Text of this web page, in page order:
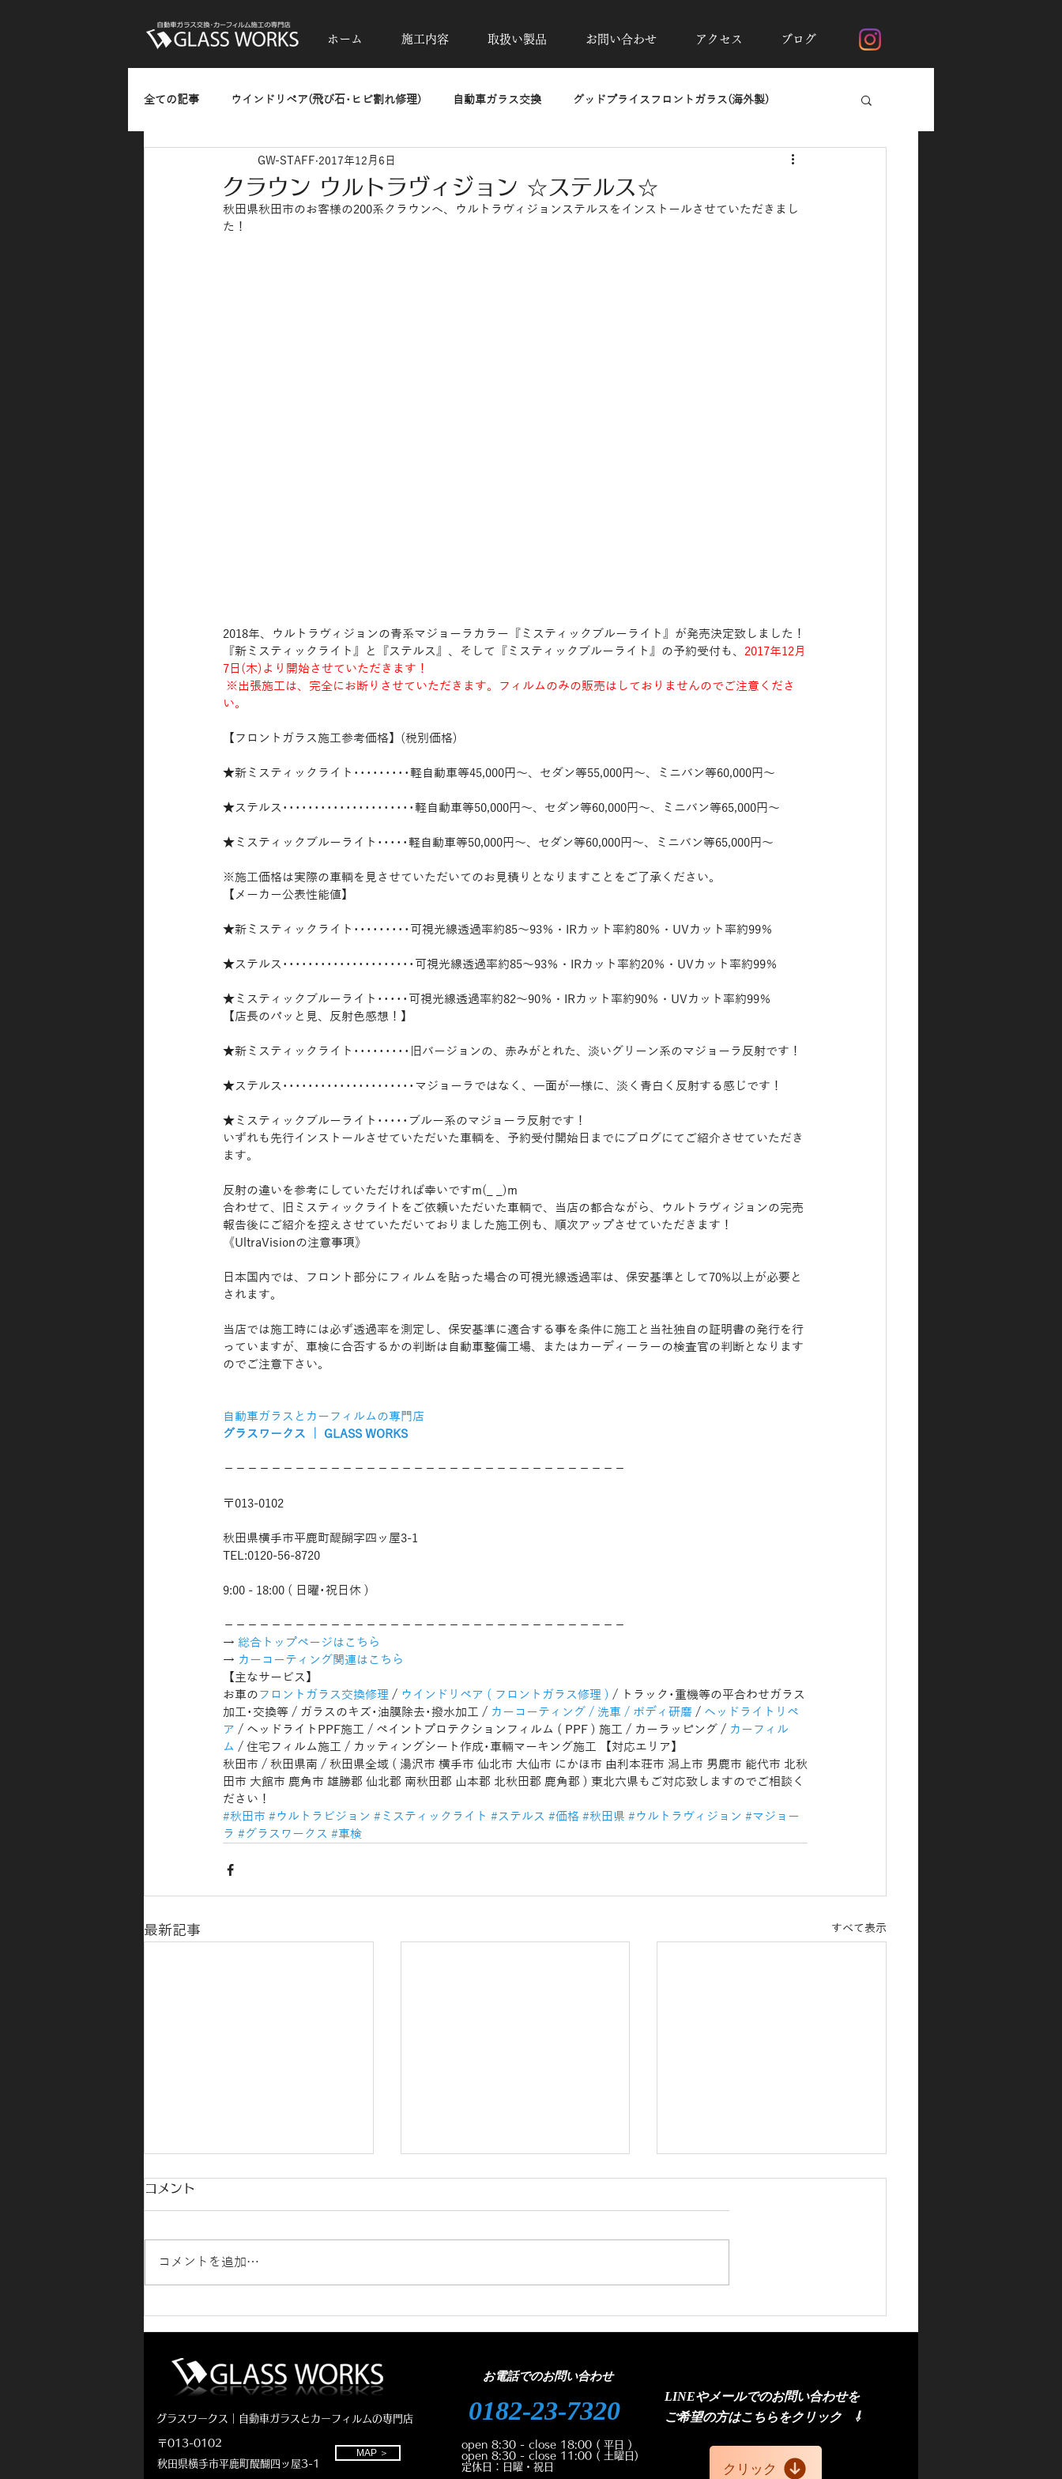
ホーム 施工内容 取扱い製品 お問い合わせ アクセス ブログ
全ての記事 ウインドリペア(飛び石･ヒビ割れ修理) 自動車ガラス交換 グッドプライスフロントガラス(海外製)
ガラスのひっかきキズ･油膜・水垢除去 高断熱フィルムシルフィード
熱反射フィルム(反射発色タイプ)
クラウン ウルトラヴィジョン ☆ステルス☆
GW-STAFF 2017年12月6日
秋田県秋田市のお客様の200系クラウンへ、ウルトラヴィジョンステルスをインストールさせていただきまし
た！
2018年、ウルトラヴィジョンの青系マジョーラカラー『ミスティックブルーライト』が発売決定致しました！
『新ミスティックライト』と『ステルス』、そして『ミスティックブルーライト』の予約受付も、 2017年12月
7日(木)より開始させていただきます！
い。
【フロントガラス施工参考価格】(税別価格)
★新ミスティックライト･････････軽自動車等45,000円～、セダン等55,000円～、ミニバン等60,000円～
★ステルス･････････････････････軽自動車等50,000円～、セダン等60,000円～、ミニバン等65,000円～
★ミスティックブルーライト･････軽自動車等50,000円～、セダン等60,000円～、ミニバン等65,000円～
※施工価格は実際の車輌を見させていただいてのお見積りとなりますことをご了承ください。
【メーカー公表性能値】
★新ミスティックライト･････････可視光線透過率約85～93％・IRカット率約80％・UVカット率約99％
★ステルス･････････････････････可視光線透過率約85～93％・IRカット率約20％・UVカット率約99％
★ミスティックブルーライト･････可視光線透過率約82～90％・IRカット率約90％・UVカット率約99％
【店長のパッと見、反射色感想！】
★新ミスティックライト･････････旧バージョンの、赤みがとれた、淡いグリーン系のマジョーラ反射です！
★ステルス･････････････････････マジョーラではなく、一面が一様に、淡く青白く反射する感じです！
★ミスティックブルーライト･････ブルー系のマジョーラ反射です！
いずれも先行インストールさせていただいた車輌を、予約受付開始日までにブログにてご紹介させていただき
ます。
反射の違いを参考にしていただければ幸いですm(_ _)m
合わせて、旧ミスティックライトをご依頼いただいた車輌で、当店の都合ながら、ウルトラヴィジョンの完売
報告後にご紹介を控えさせていただいておりました施工例も、順次アップさせていただきます！
《UltraVisionの注意事項》
日本国内では、フロント部分にフィルムを貼った場合の可視光線透過率は、保安基準として70%以上が必要と
されます。
当店では施工時には必ず透過率を測定し、保安基準に適合する事を条件に施工と当社独自の証明書の発行を行
っていますが、車検に合否するかの判断は自動車整備工場、またはカーディーラーの検査官の判断となります
のでご注意下さい。
自動車ガラスとカーフィルムの専門店
グラスワークス ｜ GLASS WORKS
−−−−−−−−−−−−−−−−−−−−−−−−−−−−−−−−−−
〒013-0102
秋田県横手市平鹿町醍醐字四ッ屋3-1
TEL:0120-56-8720
9:00 - 18:00 ( 日曜･祝日休 )
−−−−−−−−−−−−−−−−−−−−−−−−−−−−−−−−−−
→ 総合トップページはこちら
→ カーコーティング関連はこちら
【主なサービス】
お車のフロントガラス交換修理 / ウインドリペア ( フロントガラス修理 ) / トラック･重機等の平合わせガラス
加工･交換等 / ガラスのキズ･油膜除去･撥水加工 / カーコーティング / 洗車 / ボディ研磨 / ヘッドライトリペ
ア / ヘッドライトPPF施工 / ペイントプロテクションフィルム ( PPF ) 施工 / カーラッピング / カーフィル
ム / 住宅フィルム施工 / カッティングシート作成･車輛マーキング施工 【対応エリア】
秋田市 / 秋田県南 / 秋田県全域 ( 湯沢市 横手市 仙北市 大仙市 にかほ市 由利本荘市 潟上市 男鹿市 能代市 北秋
田市 大館市 鹿角市 雄勝郡 仙北郡 南秋田郡 山本郡 北秋田郡 鹿角郡 ) 東北六県もご対応致しますのでご相談く
ださい！
#秋田市 #ウルトラビジョン #ミスティックライト #ステルス #価格 #秋田県 #ウルトラヴィジョン #マジョー
ラ #グラスワークス #車検
最新記事 すべて表示
RAV4ゴーストフィルム施工
新車ジムニーノマド カーフ
ヴェゼルフロントガラス交換
コメント
コメントを追加…
グラスワークス｜自動車ガラスとカーフィルムの専門店
〒013-0102
秋田県横手市平鹿町醍醐四ッ屋3-1
MAP ＞
0182-23-7320
お電話でのお問い合わせ
open 8:30 - close 18:00 ( 平日 )
open 8:30 - close 11:00 ( 土曜日)
定休日：日曜・祝日
LINEやメールでのお問い合わせを
ご希望の方はこちら​をクリック ⇩
クリック